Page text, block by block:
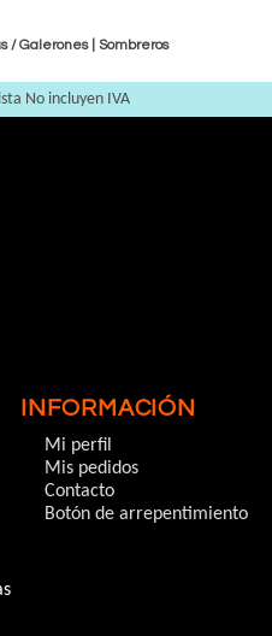
/ Galerones| Sombreros
No incluyen IVA
INFORMACIÓN
Mi perfil
Mis pedidos
Contacto
Botón de arrepentimiento